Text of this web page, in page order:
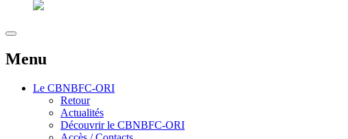
Menu
Le CBNBFC-ORI
Retour
Actualités
Découvrir le CBNBFC-ORI